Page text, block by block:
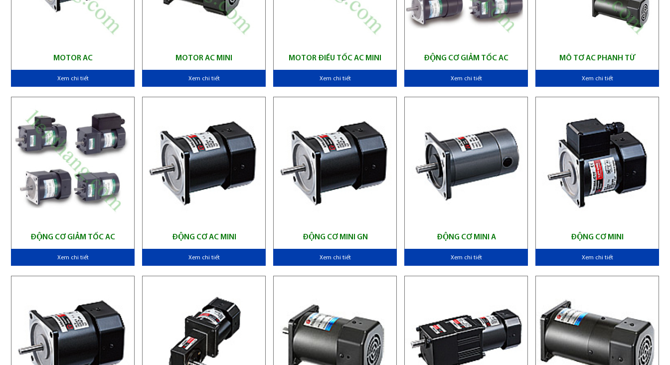
MOTOR AC
Xem chi tiết
MOTOR AC MINI
Xem chi tiết
MOTOR ĐIỀU TỐC AC MINI
Xem chi tiết
ĐỘNG CƠ GIẢM TỐC AC
Xem chi tiết
MÔ TƠ AC PHANH TỪ
Xem chi tiết
ĐỘNG CƠ GIẢM TỐC AC
Xem chi tiết
ĐỘNG CƠ AC MINI
Xem chi tiết
ĐỘNG CƠ MINI GN
Xem chi tiết
ĐỘNG CƠ MINI A
Xem chi tiết
ĐỘNG CƠ MINI
Xem chi tiết